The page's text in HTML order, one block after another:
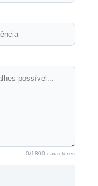
0/1800 caracteres